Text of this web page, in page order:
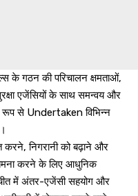
के गठन की परिचालन क्षमताओं,
एजेंसियों के साथ समन्वय और
रूप से Undertaken विभिन्न
करने, निगरानी को बढ़ाने और
करने के लिए आधुनिक
में अंतर-एजेंसी सहयोग और